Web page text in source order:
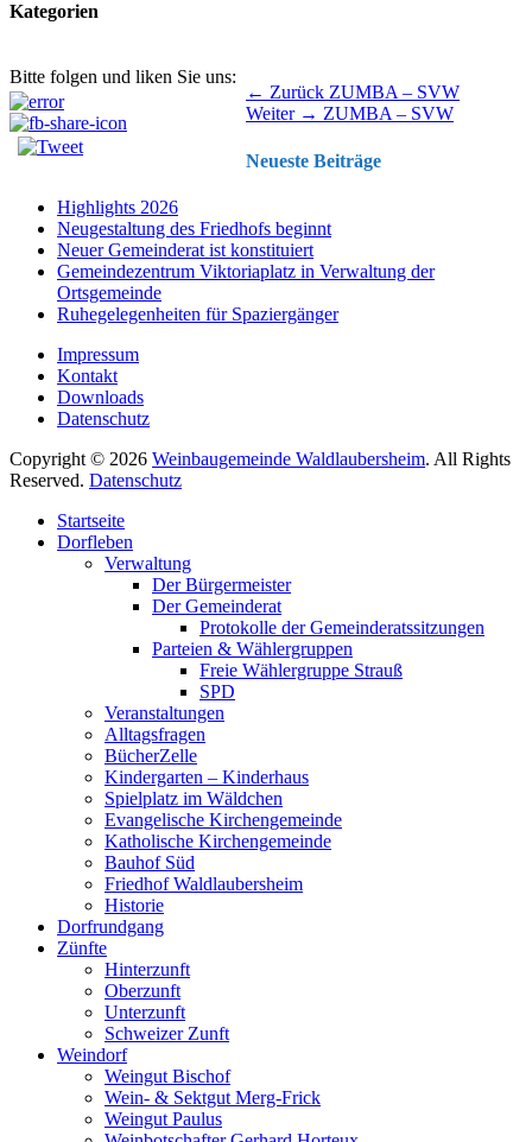
Kategorien
Bitte folgen und liken Sie uns:
Beitragsnavigation ← Zurück Vorhergehender
Beitrag:
ZUMBA – SVW
Weiter → Nächster
ZUMBA – SVW
Neueste Beiträge
Highlights 2026
Neugestaltung des Friedhofs beginnt
Neuer Gemeinderat ist konstituiert
Gemeindezentrum Viktoriaplatz in Verwaltung der
Ortsgemeinde
Ruhegelegenheiten für Spaziergänger
Impressum
Kontakt
Downloads
Datenschutz
Copyright © 2026 Weinbaugemeinde Waldlaubersheim. All Rights
Reserved. Datenschutz
oben
scrollen
Startseite
Dorfleben
Verwaltung
Der Bürgermeister
Der Gemeinderat
Protokolle der Gemeinderatssitzungen
Parteien & Wählergruppen
Freie Wählergruppe Strauß
SPD
Veranstaltungen
Alltagsfragen
BücherZelle
Kindergarten – Kinderhaus
Spielplatz im Wäldchen
Evangelische Kirchengemeinde
Katholische Kirchengemeinde
Bauhof Süd
Friedhof Waldlaubersheim
Historie
Dorfrundgang
Zünfte
Hinterzunft
Oberzunft
Unterzunft
Schweizer Zunft
Weindorf
Weingut Bischof
Wein- & Sektgut Merg-Frick
Weingut Paulus